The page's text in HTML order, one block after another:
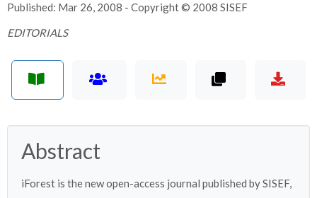
Published: Mar 26, 2008 - Copyright © 2008 SISEF
EDITORIALS
Abstract
iForest is the new open-access journal published by SISEF,